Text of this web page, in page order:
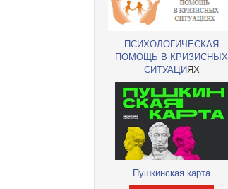
ПСИХОЛОГИЧЕСКАЯ
ПОМОЩЬ В КРИЗИСНЫХ
СИТУАЦИЯХ
Пушкинская карта